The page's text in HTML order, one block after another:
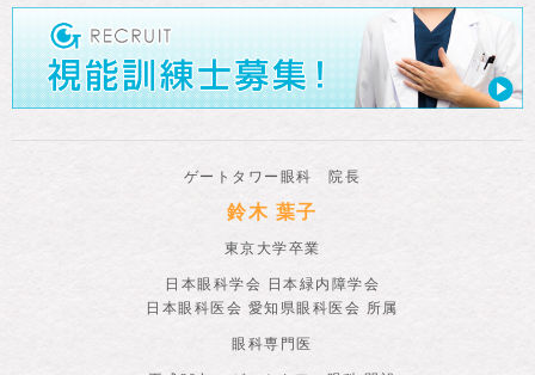
ゲートタワー眼科 院長
鈴木 葉子
東京大学卒業
日本眼科学会 日本緑内障学会
日本眼科医会 愛知県眼科医会 所属
眼科専門医